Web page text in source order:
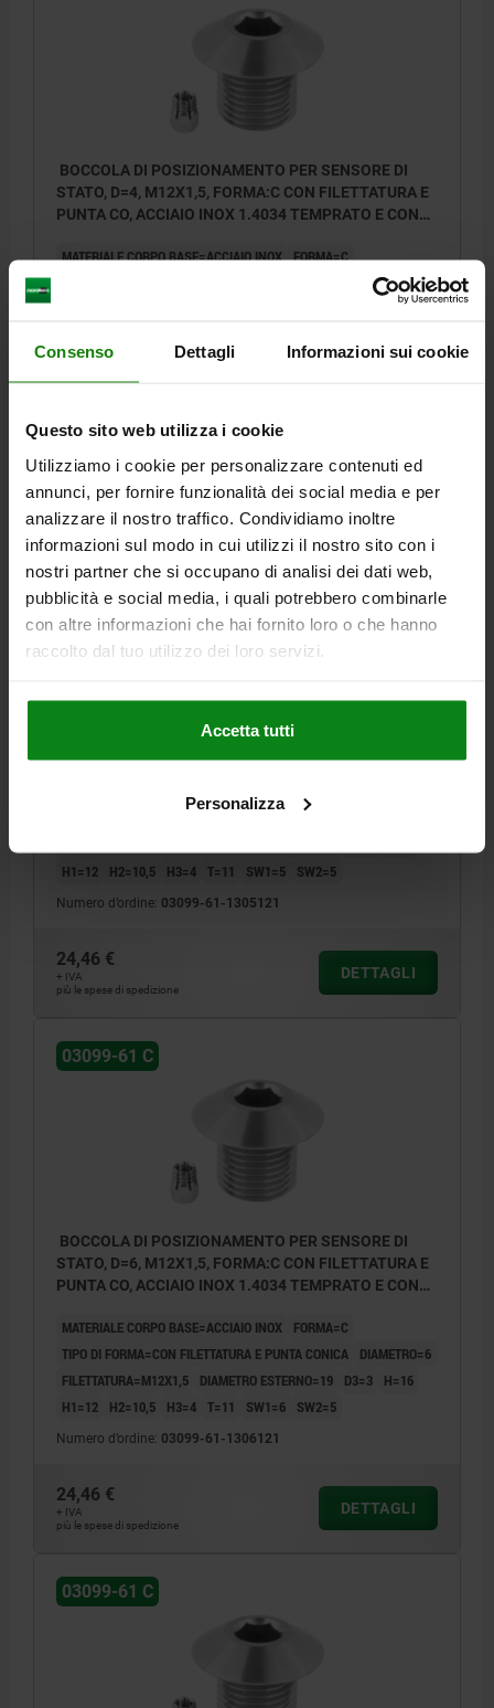
Consenso Dettagli Informazioni sui cookie
Questo sito web utilizza i cookie
Utilizziamo i cookie per personalizzare contenuti ed
annunci, per fornire funzionalità dei social media e per
analizzare il nostro traffico. Condividiamo inoltre
informazioni sul modo in cui utilizzi il nostro sito con i
nostri partner che si occupano di analisi dei dati web,
pubblicità e social media, i quali potrebbero combinarle
con altre informazioni che hai fornito loro o che hanno
raccolto dal tuo utilizzo dei loro servizi.
Accetta tutti
Personalizza
BOCCOLA DI POSIZIONAMENTO PER SENSORE DI
STATO, D=4, M12X1,5, FORMA:C CON FILETTATURA E
PUNTA CO, ACCIAIO INOX 1.4034 TEMPRATO E CON
MATERIALE CORPO BASE=ACCIAIO INOX FORMA=C
DIAMETRO=4
H=16
24,46 €
03099-61 C
BOCCOLA DI POSIZIONAMENTO PER SENSORE DI
STATO, D=5, M12X1,5, FORMA:C CON FILETTATURA E
TIPO DI FORMA=CON FILETTATURA E PUNTA CONICA
H1=12
H2=10,5 H3=4 T=11 SW1=5 SW2=5
Numero d’ordine: 03099-61-1305121
24,46 €
+ IVA
più le spese di spedizione
DETTAGLI
03099-61 C
BOCCOLA DI POSIZIONAMENTO PER SENSORE DI
STATO, D=6, M12X1,5, FORMA:C CON FILETTATURA E
PUNTA CO, ACCIAIO INOX 1.4034 TEMPRATO E CON
MATERIALE CORPO BASE=ACCIAIO INOX
FORMA=C
TIPO DI FORMA=CON FILETTATURA E PUNTA CONICA
DIAMETRO=6
FILETTATURA=M12X1,5
DIAMETRO ESTERNO=19 D3=3
H=16
H1=12
H2=10,5 H3=4 T=11 SW1=6 SW2=5
Numero d’ordine: 03099-61-1306121
24,46 €
+ IVA
più le spese di spedizione
DETTAGLI
03099-61 C